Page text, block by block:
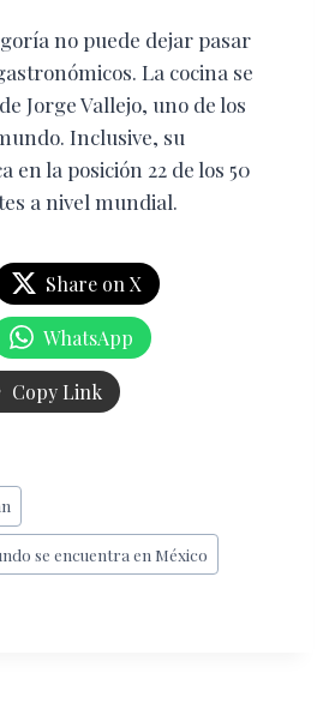
no puede dejar pasar
La cocina se
Jorge Vallejo, uno de los
Inclusive, su
en la posición 22 de los 50
a nivel mundial.
Share on X
WhatsApp
Copy Link
se encuentra en México